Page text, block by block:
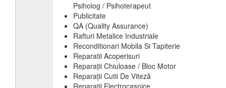
Psiholog / Psihoterapeut
Publicitate
QA (Quality Assurance)
Rafturi Metalice Industriale
Reconditionari Mobila Si Tapiterie
Reparatii Acoperisuri
Reparații Chiuloase / Bloc Motor
Reparații Cutii De Viteză
Reparații Electrocasnice